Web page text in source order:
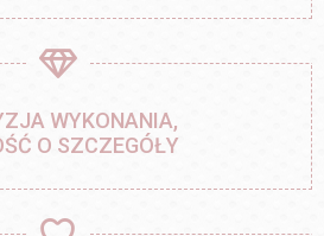
WYKONANIA,
O SZCZEGÓŁY